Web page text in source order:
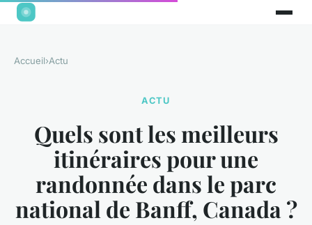
Accueil›Actu
ACTU
Quels sont les meilleurs
itinéraires pour une
randonnée dans le parc
national de Banff, Canada ?